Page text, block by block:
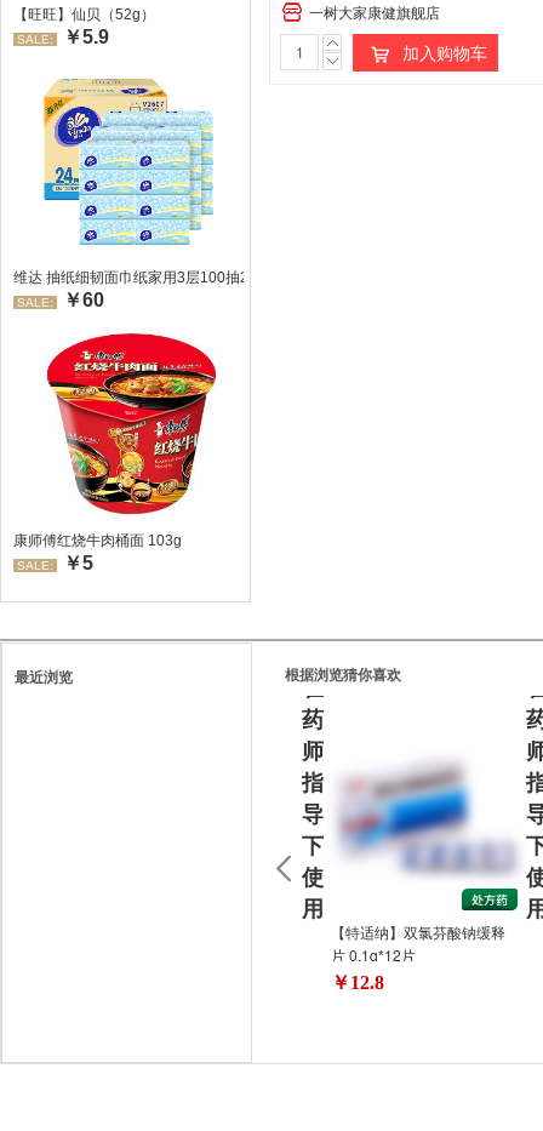
【旺旺】仙贝（52g）
SALE: ￥5.9
维达 抽纸细韧面巾纸家用3层100抽24包/箱 超值装 偏远地区不发货偏远地区:(含
SALE: ￥60
康师傅红烧牛肉桶面 103g
SALE: ￥5
一树大家康健旗舰店
加入购物车
最近浏览 根据浏览猜你喜欢
在
药
师
指
导
下
使
用
【特适纳】双氯芬酸钠缓释
片 0.1g*12片
￥12.8